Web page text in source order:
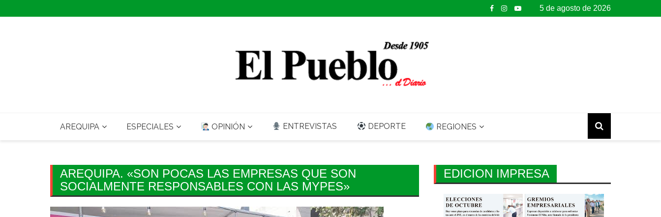
to
5 de agosto de 2026
AREQUIPA ESPECIALES OPINIÓN ENTREVISTAS DEPORTE REGIONES
AREQUIPA. «SON POCAS LAS EMPRESAS QUE SON
SOCIALMENTE RESPONSABLES CON LAS MYPES»
EDICION IMPRESA